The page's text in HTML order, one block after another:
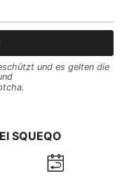
und es gelten die
SQUEQO